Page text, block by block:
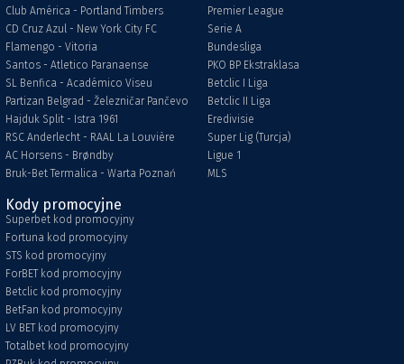
Club América - Portland Timbers
CD Cruz Azul - New York City FC
Flamengo - Vitoria
Santos - Atletico Paranaense
SL Benfica - Académico Viseu
Partizan Belgrad - Železničar Pančevo
Hajduk Split - Istra 1961
RSC Anderlecht - RAAL La Louvière
AC Horsens - Brøndby
Bruk-Bet Termalica - Warta Poznań
Premier League
Serie A
Bundesliga
PKO BP Ekstraklasa
Betclic I Liga
Betclic II Liga
Eredivisie
Super Lig (Turcja)
Ligue 1
MLS
Kody promocyjne
Superbet kod promocyjny
Fortuna kod promocyjny
STS kod promocyjny
ForBET kod promocyjny
Betclic kod promocyjny
BetFan kod promocyjny
LV BET kod promocyjny
Totalbet kod promocyjny